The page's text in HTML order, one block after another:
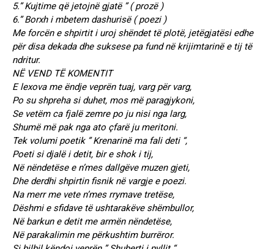
5.” Kujtime që jetojnë gjatë ” ( prozë )
6.” Borxh i mbetem dashurisë ( poezi )
Me forcën e shpirtit i uroj shëndet të plotë, jetëgjatësi edhe
për disa dekada dhe suksese pa fund në krijimtarinë e tij të
ndritur.
NË VEND TË KOMENTIT
E lexova me ëndje veprën tuaj, varg për varg,
Po su shpreha si duhet, mos më paragjykoni,
Se vetëm ca fjalë zemre po ju nisi nga larg,
Shumë më pak nga ato çfarë ju meritoni.
Tek volumi poetik ” Krenarinë ma fali deti “,
Poeti si djalë i detit, bir e shok i tij,
Në nëndetëse e n’mes dallgëve muzen gjeti,
Dhe derdhi shpirtin fisnik në vargje e poezi.
Na merr me vete n’mes rrymave tretëse,
Dëshmi e sfidave të ushtarakëve shëmbullor,
Në barkun e detit me armën nëndetëse,
Në parakalimin me përkushtim burrëror.